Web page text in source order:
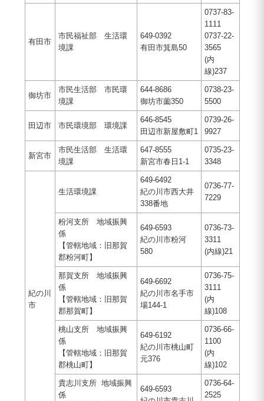
有田市
市民福祉部 生活環
境課
649-0392
有田市箕島50
0737-83-
1111
0737-22-
3565
(内
線)237
御坊市
市民生活部 市民環
境課
644-8686
御坊市薗350
0738-23-
5500
田辺市 市民環境部 環境課
646-8545
田辺市新屋敷町1
0739-26-
9927
新宮市
市民生活部 生活環
境課
647-8555
新宮市春日1-1
0735-23-
3348
紀の川
市
生活環境課
649-6492
紀の川市西大井
338番地
0736-77-
7229
粉河支所 地域振興
係
【管轄地域：旧那賀
郡粉河町】
649-6593
紀の川市粉河
580
0736-73-
3311
(内線)21
那賀支所 地域振興
係
【管轄地域：旧那賀
郡那賀町】
649-6692
紀の川市名手市
場144-1
0736-75-
3111
(内
線)108
桃山支所 地域振興
係
【管轄地域：旧那賀
郡桃山町】
649-6192
紀の川市桃山町
元376
0736-66-
1100
(内
線)102
貴志川支所 地域振興
係
649-6593
0736-64-
2525